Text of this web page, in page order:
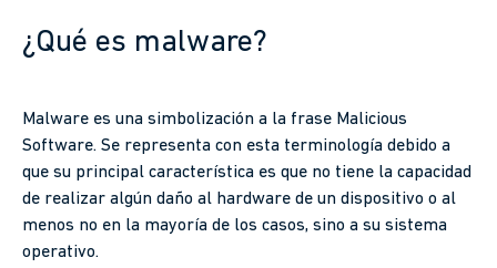
¿Qué es malware?
Malware es una simbolización a la frase Malicious
Software. Se representa con esta terminología debido a
que su principal característica es que no tiene la capacidad
de realizar algún daño al hardware de un dispositivo o al
menos no en la mayoría de los casos, sino a su sistema
operativo.